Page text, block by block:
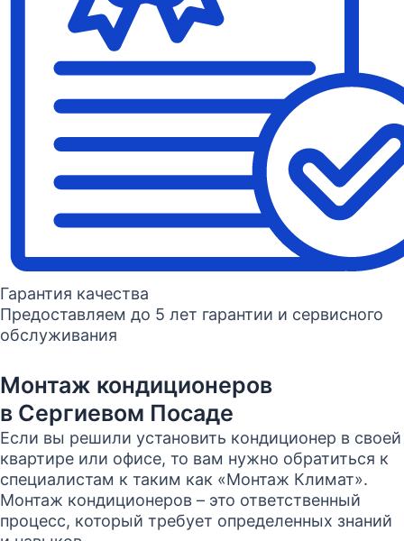
Гарантия качества
Предоставляем до 5 лет гарантии и сервисного
обслуживания
Монтаж кондиционеров
в Сергиевом Посаде
Если вы решили установить кондиционер в своей
квартире или офисе, то вам нужно обратиться к
специалистам к таким как «Монтаж Климат».
Монтаж кондиционеров – это ответственный
процесс, который требует определенных знаний